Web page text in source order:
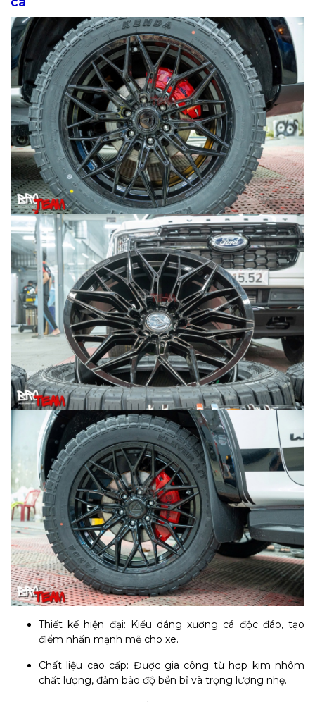
Thiết kế hiện đại: Kiểu dáng xương cá độc đáo, tạo
điểm nhấn mạnh mẽ cho xe.
Chất liệu cao cấp: Được gia công từ hợp kim nhôm
chất lượng, đảm bảo độ bền bỉ và trọng lượng nhẹ.